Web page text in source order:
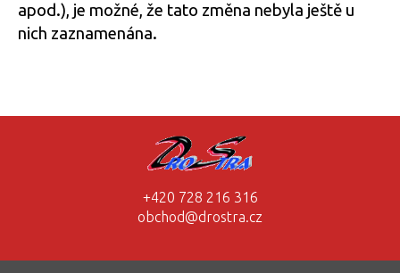
apod.), je možné, že tato změna nebyla ještě u
nich zaznamenána.
+420 728 216 316
obchod@drostra.cz